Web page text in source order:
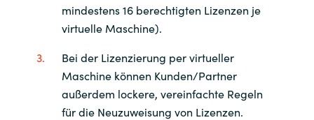
mindestens 16 berechtigten Lizenzen je
virtuelle Maschine).
Bei der Lizenzierung per virtueller
Maschine können Kunden/Partner
außerdem lockere, vereinfachte Regeln
für die Neuzuweisung von Lizenzen.